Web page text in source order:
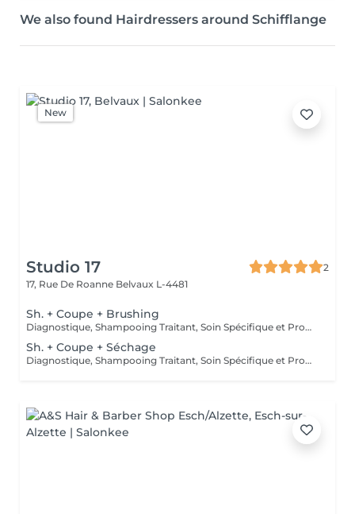
We also found Hairdressers around Schifflange
New
Studio 17
2
17, Rue De Roanne Belvaux L-4481
Sh. + Coupe + Brushing
Diagnostique, Shampooing Traitant, Soin Spécifique et Produits Coiffants inclus
Sh. + Coupe + Séchage
Diagnostique, Shampooing Traitant, Soin Spécifique et Produits Coiffants inclus